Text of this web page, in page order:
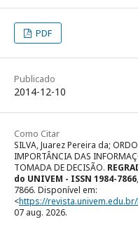
PDF
Publicado
2014-12-10
Como Citar
SILVA, Juarez Pereira da;
IMPORTÂNCIA DAS
TOMADA DE DECISÃO.
do UNIVEM - ISSN 1984-7866
7866. Disponível em:
<https://revista.univem.edu.br/
07 aug. 2026.